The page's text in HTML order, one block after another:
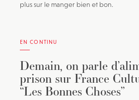
plus sur le manger bien et bon.
EN CONTINU
Demain, on parle
prison sur France
“Les Bonnes Choses”